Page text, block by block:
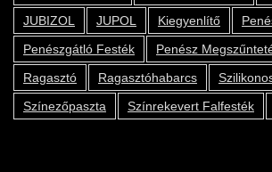
JUBIZOL
JUPOL Kiegyenlítő
Penészgátló Festék
Penész
Ragasztó
Ragasztóhabarcs
Színezőpaszta
Színrekevert Falfesték